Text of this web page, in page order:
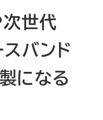
世代
バンド
になる